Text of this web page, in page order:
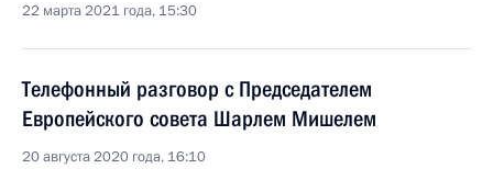
22 марта 2021 года, 15:30
Телефонный разговор с Председателем
Европейского совета Шарлем Мишелем
20 августа 2020 года, 16:10